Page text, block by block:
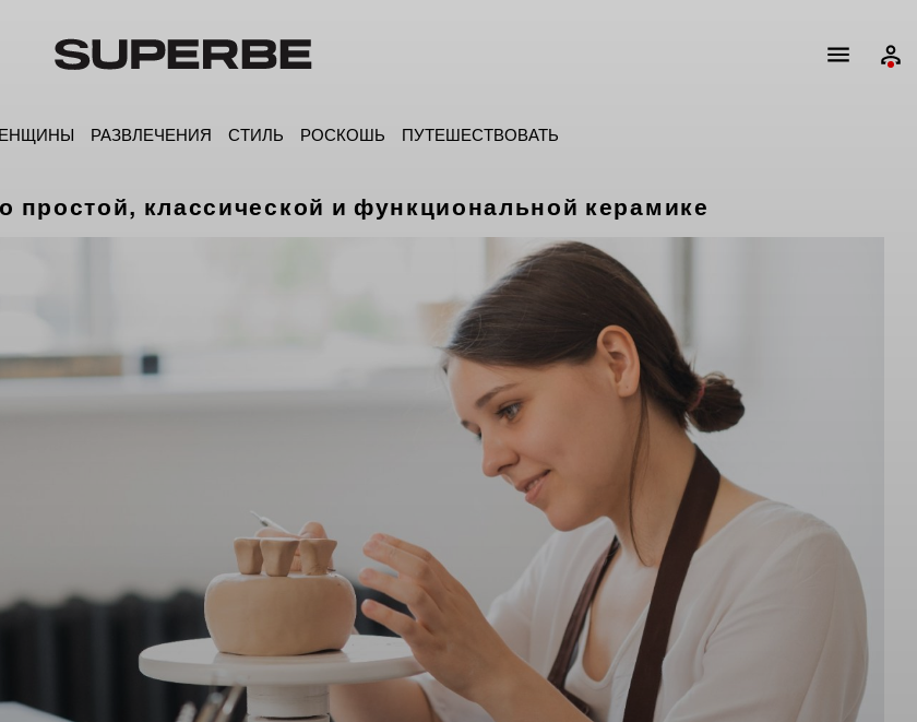
РАЗВЛЕЧЕНИЯ СТИЛЬ РОСКОШЬ ПУТЕШЕСТВОВАТЬ
простой, классической и функциональной керамике